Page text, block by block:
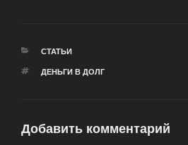
РУБРИКИ
СТАТЬИ
МЕТКИ
ДЕНЬГИ В ДОЛГ
Добавить комментарий